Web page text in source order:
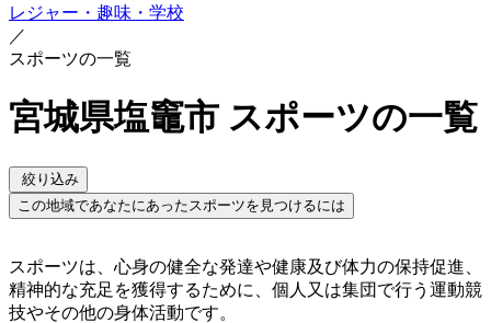
レジャー・趣味・学校
／
スポーツの一覧
宮城県塩竈市 スポーツの一覧
絞り込み
この地域であなたにあったスポーツを見つけるには
スポーツは、心身の健全な発達や健康及び体力の保持促進、
精神的な充足を獲得するために、個人又は集団で行う運動競
技やその他の身体活動です。